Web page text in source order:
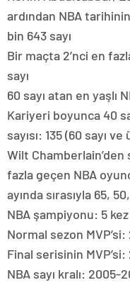
ardından NBA
bin 643 sayı
Bir maçta 2’nci en
sayı
60 sayı atan en yaşlı
Kariyeri boyunca 40
sayısı: 135 (60 sayı
Wilt Chamberlain’den
fazla geçen NBA
ayında sırasıyla 65,
NBA şampiyonu: 5
Normal sezon MVP’si:
Final serisinin MVP’si:
NBA sayı kralı: